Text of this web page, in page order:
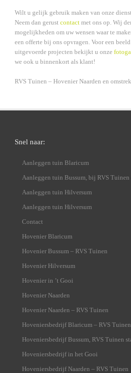
Wilt u gelijk gebruik maken van onze
Neem dan gerust contact met ons op. Wij
mogelijkheden om uw wensen waar te
een offerte bij ons opvragen. Voor een
uitgevoerde projecten bekijkt u onze
we ook u binnenkort als klant!
RVS Tuinen – Hovenier Naarden en
Snel naar:
Aanleggen tuin Blaricum
Aanleggen tuin Bussum, bij RVS
Aanleggen tuin Hilversum
Aanleggen tuin Hilversum
Contact
Hovenier Blaricum
Hovenier Bussum – RVS Tuinen
Hovenier Hilversum
Hovenier in ’t Gooi
Hovenier Naarden
Hovenier Naarden – RVS Tuinen
Hoveniersbedrijf Blaricum – RVS Tuinen
Hoveniersbedrijf Bussum, RVS Tuinen
Hoveniersbedrijf in het Gooi
Hoveniersbedrijf Naarden – RVS Tuinen